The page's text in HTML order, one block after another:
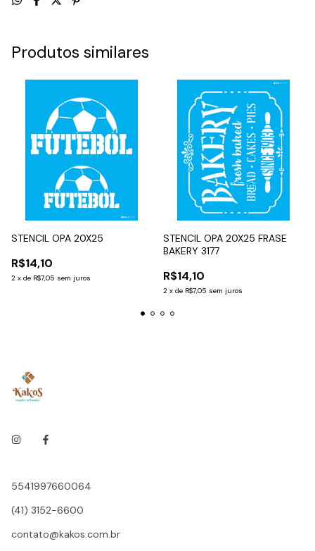
Produtos similares
STENCIL OPA 20X25
R$14,10
2 x de R$7,05 sem juros
STENCIL OPA 20X25 FRASE
BAKERY 3177
R$14,10
2 x de R$7,05 sem juros
5541997660064
(41) 3152-6600
contato@kakos.com.br